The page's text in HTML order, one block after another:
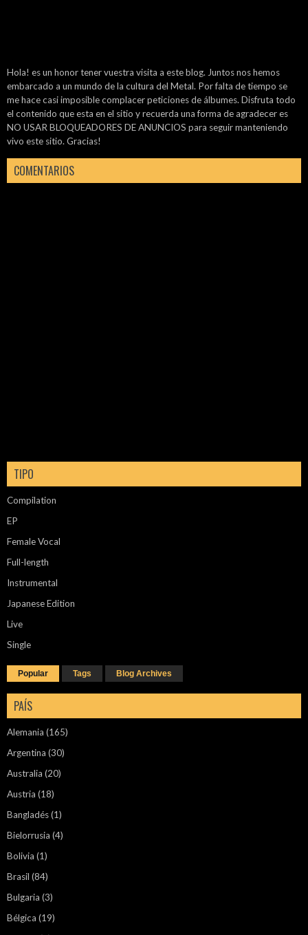
Hola! es un honor tener vuestra visita a este blog. Juntos nos hemos
embarcado a un mundo de la cultura del Metal. Por falta de tiempo se
me hace casi imposible complacer peticiones de álbumes. Disfruta todo
el contenido que esta en el sitio y recuerda una forma de agradecer es
NO USAR BLOQUEADORES DE ANUNCIOS para seguir manteniendo
vivo este sitio. Gracias!
COMENTARIOS
TIPO
Compilation
EP
Female Vocal
Full-length
Instrumental
Japanese Edition
Live
Single
Popular Tags Blog Archives
PAÍS
Alemania (165)
Argentina (30)
Australia (20)
Austria (18)
Bangladés(1)
Bielorrusia (4)
Bolivia (1)
Brasil (84)
Bulgaria (3)
Bélgica (19)